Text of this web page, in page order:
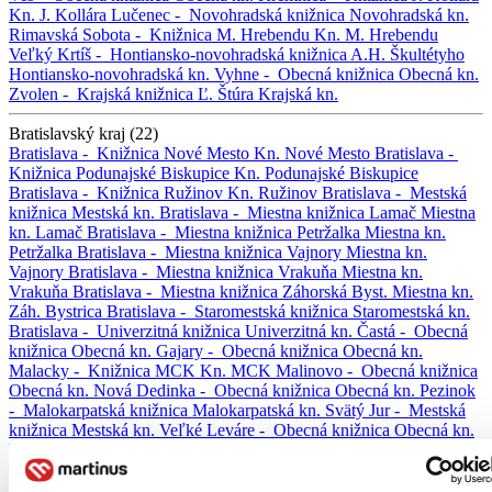
Kn. J. Kollára Lučenec - Novohradská knižnica Novohradská kn.
Rimavská Sobota - Knižnica M. Hrebendu Kn. M. Hrebendu
Veľký Krtíš - Hontiansko-novohradská knižnica A.H. Škultétyho
Hontiansko-novohradská kn. Vyhne - Obecná knižnica Obecná kn.
Zvolen - Krajská knižnica Ľ. Štúra Krajská kn.
Bratislavský kraj (22)
Bratislava - Knižnica Nové Mesto Kn. Nové Mesto Bratislava -
Knižnica Podunajské Biskupice Kn. Podunajské Biskupice
Bratislava - Knižnica Ružinov Kn. Ružinov Bratislava - Mestská
knižnica Mestská kn. Bratislava - Miestna knižnica Lamač Miestna
kn. Lamač Bratislava - Miestna knižnica Petržalka Miestna kn.
Petržalka Bratislava - Miestna knižnica Vajnory Miestna kn.
Vajnory Bratislava - Miestna knižnica Vrakuňa Miestna kn.
Vrakuňa Bratislava - Miestna knižnica Záhorská Byst. Miestna kn.
Záh. Bystrica Bratislava - Staromestská knižnica Staromestská kn.
Bratislava - Univerzitná knižnica Univerzitná kn. Častá - Obecná
knižnica Obecná kn. Gajary - Obecná knižnica Obecná kn.
Malacky - Knižnica MCK Kn. MCK Malinovo - Obecná knižnica
Obecná kn. Nová Dedinka - Obecná knižnica Obecná kn. Pezinok
- Malokarpatská knižnica Malokarpatská kn. Svätý Jur - Mestská
knižnica Mestská kn. Veľké Leváre - Obecná knižnica Obecná kn.
Vinosady -
knižnica Obecná kn.
Miestna